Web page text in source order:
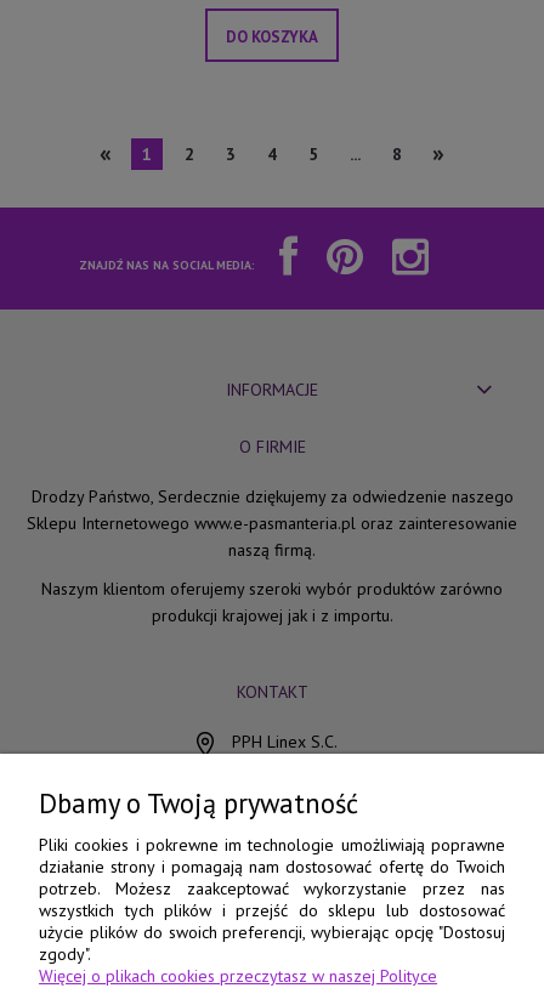
DO KOSZYKA
« 1 2 3 4 5 ... 8 »
ZNAJDŹ NAS NA SOCIAL MEDIA:
INFORMACJE
O FIRMIE
Drodzy Państwo, Serdecznie dziękujemy za odwiedzenie naszego
Sklepu Internetowego www.e-pasmanteria.pl oraz zainteresowanie
naszą firmą.
Naszym klientom oferujemy szeroki wybór produktów zarówno
produkcji krajowej jak i z importu.
KONTAKT
PPH Linex S.C.
85-078 Bydgoszcz
52 345 73 17
e-pasmanteria@e-pasmanteria.home.pl
8:00 - 16:00
Dbamy o Twoją prywatność
Pliki cookies i pokrewne im technologie umożliwiają poprawne
działanie strony i pomagają nam dostosować ofertę do Twoich
potrzeb. Możesz zaakceptować wykorzystanie przez nas
wszystkich tych plików i przejść do sklepu lub dostosować
użycie plików do swoich preferencji, wybierając opcję "Dostosuj
zgody".
Więcej o plikach cookies przeczytasz w naszej Polityce